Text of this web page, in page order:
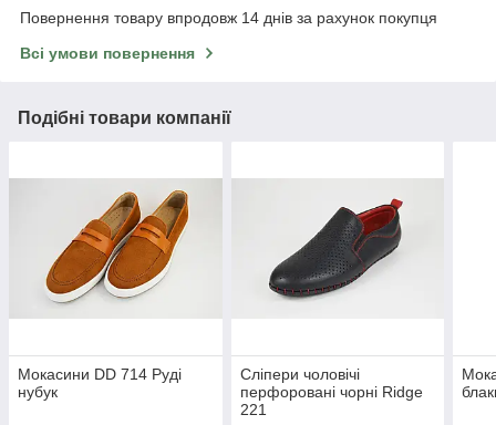
Повернення товару впродовж 14 днів за рахунок покупця
Всі умови повернення
Подібні товари компанії
Мокасини DD 714 Руді
нубук
Сліпери чоловічі
перфоровані чорні Ridge
221